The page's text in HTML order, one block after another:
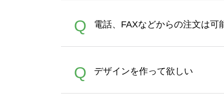
A
ズは、20MBです。デジカメ
Illustratorからの直接入稿には
Q 電話、FAXなどからの注文は可
A
バッグコンシェルやタンブラ
Q デザインを作って欲しい